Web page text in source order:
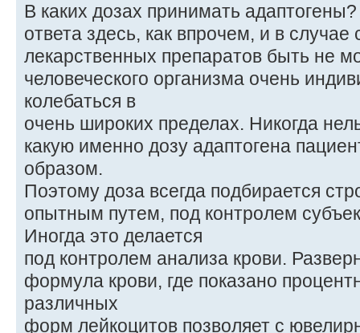
В каких дозах принимать
ответа здесь, как впрочем, и в случае
лекарственных препаратов быть не
человеческого организма очень
колебаться в
очень широких пределах. Никогда
какую именно дозу адаптогена
образом.
Поэтому доза всегда подбирается
опытным путем, под контролем
Иногда это делается
под контролем анализа крови.
формула крови, где показано
различных
форм лейкоцитов позволяет с